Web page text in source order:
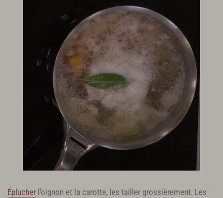
Éplucher l’oignon et la carotte, les tailler grossièrement. Les